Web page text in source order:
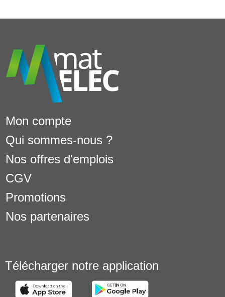
Mon compte
Qui sommes-nous ?
Nos offres d'emplois
CGV
Promotions
Nos partenaires
Télécharger notre application